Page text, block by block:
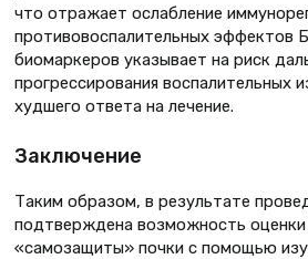
что отражает ослабление
противовоспалительных эффектов
биомаркеров указывает на риск
прогрессирования воспалительных
худшего ответа на лечение.
Заключение
Таким образом, в результате
подтверждена возможность оценки
«самозащиты» почки с помощью